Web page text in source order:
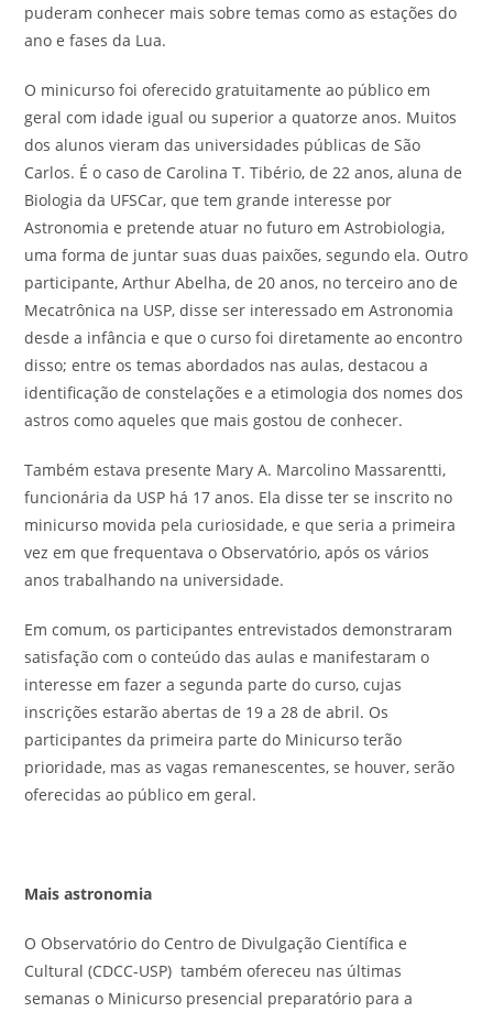
puderam conhecer mais sobre temas como as estações do
ano e fases da Lua.
O minicurso foi oferecido gratuitamente ao público em
geral com idade igual ou superior a quatorze anos. Muitos
dos alunos vieram das universidades públicas de São
Carlos. É o caso de Carolina T. Tibério, de 22 anos, aluna de
Biologia da UFSCar, que tem grande interesse por
Astronomia e pretende atuar no futuro em Astrobiologia,
uma forma de juntar suas duas paixões, segundo ela. Outro
participante, Arthur Abelha, de 20 anos, no terceiro ano de
Mecatrônica na USP, disse ser interessado em Astronomia
desde a infância e que o curso foi diretamente ao encontro
disso; entre os temas abordados nas aulas, destacou a
identificação de constelações e a etimologia dos nomes dos
astros como aqueles que mais gostou de conhecer.
Também estava presente Mary A. Marcolino Massarentti,
funcionária da USP há 17 anos. Ela disse ter se inscrito no
minicurso movida pela curiosidade, e que seria a primeira
vez em que frequentava o Observatório, após os vários
anos trabalhando na universidade.
Em comum, os participantes entrevistados demonstraram
satisfação com o conteúdo das aulas e manifestaram o
interesse em fazer a segunda parte do curso, cujas
inscrições estarão abertas de 19 a 28 de abril. Os
participantes da primeira parte do Minicurso terão
prioridade, mas as vagas remanescentes, se houver, serão
oferecidas ao público em geral.
Mais astronomia
O Observatório do Centro de Divulgação Científica e
Cultural (CDCC-USP) também ofereceu nas últimas
semanas o Minicurso presencial preparatório para a